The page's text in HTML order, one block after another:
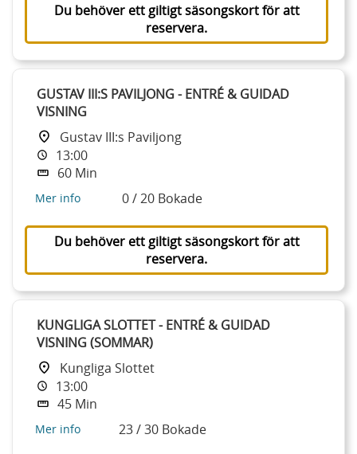
Du behöver ett giltigt säsongskort för att
reservera.
GUSTAV III:S PAVILJONG - ENTRÉ & GUIDAD
VISNING
Gustav III:s Paviljong
13:00
60 Min
Mer info 0 / 20 Bokade
Du behöver ett giltigt säsongskort för att
reservera.
KUNGLIGA SLOTTET - ENTRÉ & GUIDAD
VISNING (SOMMAR)
Kungliga Slottet
13:00
45 Min
Mer info 23 / 30 Bokade